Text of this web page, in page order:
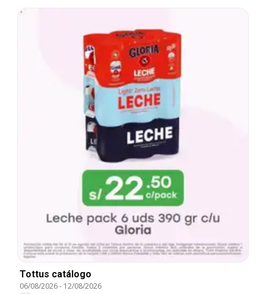
Tottus catálogo
06/08/2026- 12/08/2026